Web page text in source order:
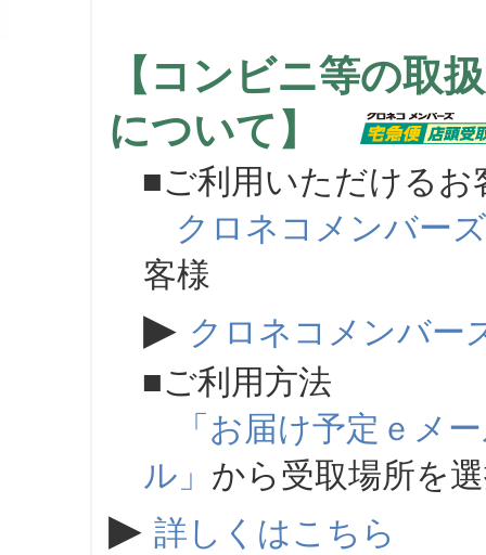
【コンビニ等の取
について】
■ご利用いただけるお
クロネコメンバーズ
客様
▶ クロネコメンバー
■ご利用方法
「お届け予定ｅメ
ル」 から受取場所を
▶ 詳しくはこちら